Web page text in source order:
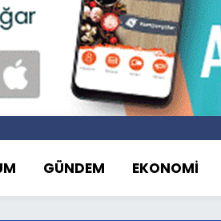
GÜNDEM EKONOMİ